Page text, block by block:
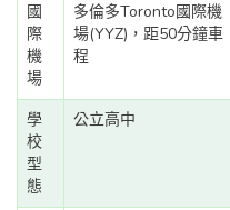
國
際
機
場
多倫多Toronto國際機
場(YYZ)，距50分鐘車
程
學
校
型
態
公立高中